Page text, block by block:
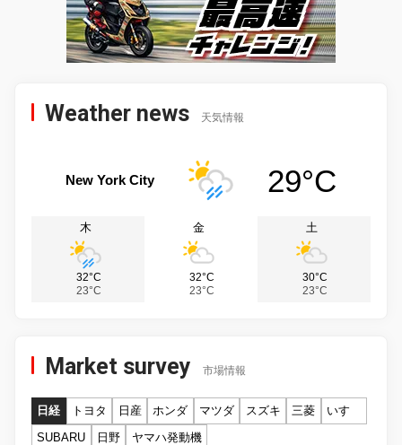
Weather news 天気情報
New York City 29°C
木
32°C
23°C
金
32°C
23°C
土
30°C
23°C
Market survey 市場情報
日経 トヨタ 日産 ホンダ マツダ スズキ 三菱
いすゞ
SUBARU
日野 ヤマハ発動機